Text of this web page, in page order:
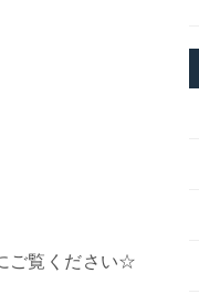
ご覧ください☆